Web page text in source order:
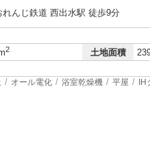
れんじ鉄道 西出水駅 徒歩9分
2 土地面積
オール電化 浴室乾燥機 平屋